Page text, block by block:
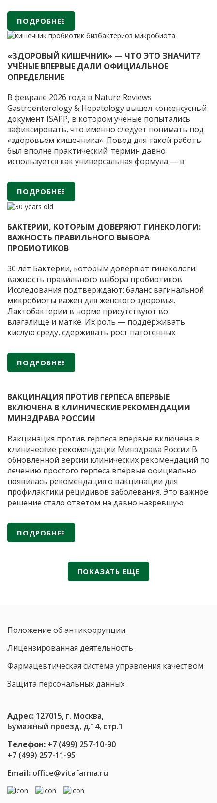
сообщество всё чаще фокусируется на
предупреждении повторных эпизодов заболевания.
Обновлённые в 2025 году клинические
Герпес:
на
шаг
ПОДРОБНЕЕ
«ЗДОРОВЫЙ КИШЕЧНИК» — ЧТО ЭТО ЗНАЧИТ?
УЧЁНЫЕ ВПЕРВЫЕ ДАЛИ ОФИЦИАЛЬНОЕ
ОПРЕДЕЛЕНИЕ
В феврале 2026 года в Nature Reviews
Gastroenterology & Hepatology вышел консенсусный
документ ISAPP, в котором учёные попытались
зафиксировать, что именно следует понимать под
«здоровьем кишечника». Повод для такой работы
был вполне практический: термин давно
используется как универсальная формула — в
маркетинге, в обсуждении диеты,
ферментированных продуктов и пробиотиков, —
но…«Здоровый
кишечник»
—
что
это
Учёные
впервые
дали
официальное
определение
ПОДРОБНЕЕ
БАКТЕРИИ, КОТОРЫМ ДОВЕРЯЮТ ГИНЕКОЛОГИ:
ВАЖНОСТЬ ПРАВИЛЬНОГО ВЫБОРА
ПРОБИОТИКОВ
30 лет Бактерии, которым доверяют гинекологи:
важность правильного выбора пробиотиков
Исследования подтверждают: баланс вагинальной
микробиоты важен для женского здоровья.
Лактобактерии в норме присутствуют во
влагалище и матке. Их роль — поддерживать
кислую среду, сдерживать рост патогенных
Когда лактобактерий недостаточно из-за приема
антибиотиков или гормональных сбоев, могут
помочь препараты с пробиотиками.
доверяют
гинекологи:
выбора
пробиотиков
ПОДРОБНЕЕ
ВАКЦИНАЦИЯ ПРОТИВ ГЕРПЕСА ВПЕРВЫЕ
ВКЛЮЧЕНА В КЛИНИЧЕСКИЕ РЕКОМЕНДАЦИИ
МИНЗДРАВА РОССИИ
Вакцинация против герпеса впервые включена в
клинические рекомендации Минздрава России В
обновленной версии клинических рекомендаций по
лечению простого герпеса впервые официально
появилась рекомендация о вакцинации для
профилактики рецидивов заболевания. Это важное
решение стало ответом на давно назревшую
Герпетическая инфекция остается одной из самых
распространенных вирусных инфекций человека,
при этом стандартная антивирусная терапия
ПОДРОБНЕЕ
ПОКАЗАТЬ ЕЩЕ
Положение об антикоррупции
Лицензированная деятельность
Фармацевтическая система управления качеством
Защита персональных данных
Адрес: 127015, г. Москва,
Бумажный проезд, д.14, стр.1
Телефон: +7 (499) 257-10-90
+7 (499) 257-11-95
Email: office@vitafarma.ru